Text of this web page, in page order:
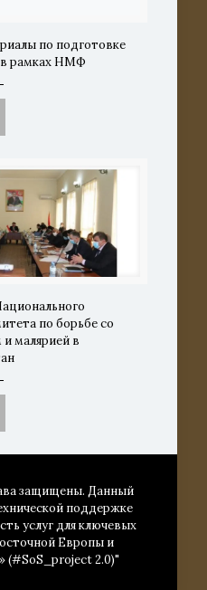
по подготовке
рамках НМФ
по борьбе со
малярией в
защищены. Данный
поддержке
услуг для ключевых
Европы и
(#SoS_project 2.0)"